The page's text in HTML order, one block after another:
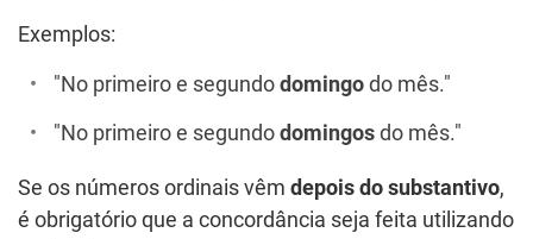
Exemplos:
"No primeiro e segundo domingo do mês."
"No primeiro e segundo domingos do mês."
Se os números ordinais vêm depois do substantivo,
é obrigatório que a concordância seja feita utilizando